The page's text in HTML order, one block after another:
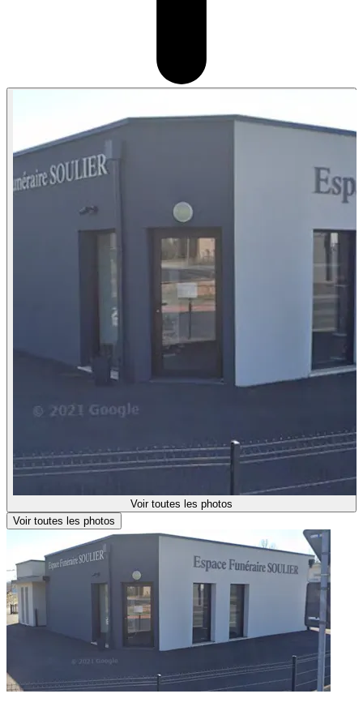
Voir toutes les photos
Voir toutes les photos